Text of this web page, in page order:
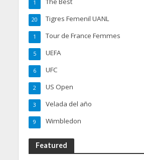
1
Tigres Femenil UANL
20
Tour de France Femmes
1
UEFA
5
UFC
6
US Open
2
Velada del año
3
Wimbledon
9
Featured